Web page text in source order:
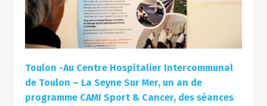
Toulon -Au Centre Hospitalier Intercommunal
de Toulon – La Seyne Sur Mer, un an de
programme CAMI Sport & Cancer, des séances